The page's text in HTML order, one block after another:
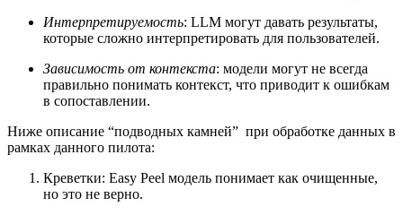
Интерпретируемость: LLM могут давать результаты,
которые сложно интерпретировать для пользователей.
Зависимость от контекста: модели могут не всегда
правильно понимать контекст, что приводит к ошибкам
в сопоставлении.
Ниже описание “подводных камней” при обработке данных в
рамках данного пилота:
Креветки: Easy Peel модель понимает как очищенные,
но это не верно.